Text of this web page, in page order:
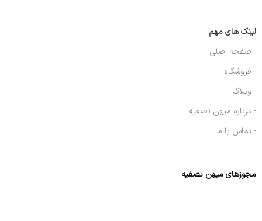
لینک های مهم
- صفحه اصلی
- فروشگاه
- وبلاگ
- درباره میهن تصفیه
- تماس با ما
مجوزهای میهن تصفیه